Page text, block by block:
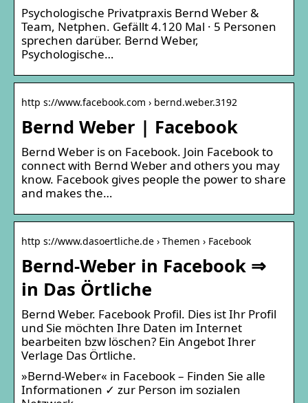
Psychologische Privatpraxis Bernd Weber &
Team, Netphen. Gefällt 4.120 Mal · 5 Personen
sprechen darüber. Bernd Weber,
Psychologische…
http s://www.facebook.com › bernd.weber.3192
Bernd Weber | Facebook
Bernd Weber is on Facebook. Join Facebook to
connect with Bernd Weber and others you may
know. Facebook gives people the power to share
and makes the…
http s://www.dasoertliche.de › Themen › Facebook
Bernd-Weber in Facebook ⇒
in Das Örtliche
Bernd Weber. Facebook Profil. Dies ist Ihr Profil
und Sie möchten Ihre Daten im Internet
bearbeiten bzw löschen? Ein Angebot Ihrer
Verlage Das Örtliche.
»Bernd-Weber« in Facebook – Finden Sie alle
Informationen ✓ zur Person im sozialen